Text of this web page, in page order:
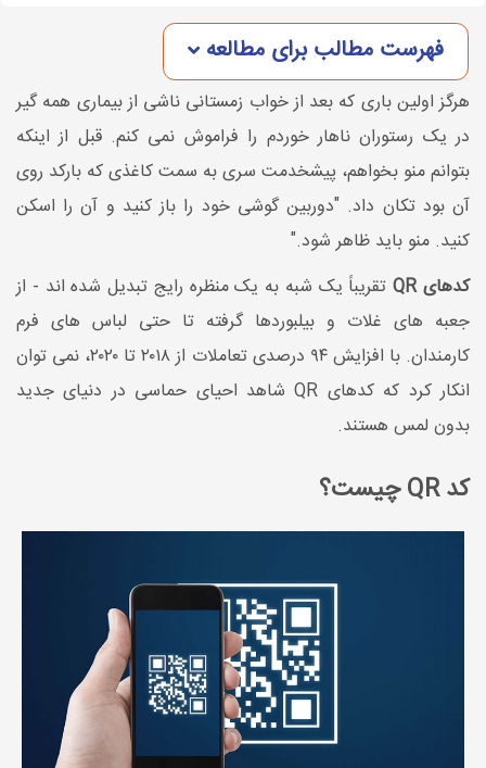
فهرست مطالب برای مطالعه
هرگز اولین باری که بعد از خواب زمستانی ناشی از بیماری همه گیر
در یک رستوران ناهار خوردم را فراموش نمی کنم. قبل از اینکه
بتوانم منو بخواهم، پیشخدمت سری به سمت کاغذی که بارکد روی
آن بود تکان داد. "دوربین گوشی خود را باز کنید و آن را اسکن
کنید. منو باید ظاهر شود."
کدهای QR
تقریباً یک شبه به یک منظره رایج تبدیل شده اند - از
جعبه های غلات و بیلبوردها گرفته تا حتی لباس های فرم
کارمندان. با افزایش ۹۴ درصدی تعاملات از ۲۰۱۸ تا ۲۰۲۰، نمی توان
انکار کرد که کدهای QR شاهد احیای حماسی در دنیای جدید
بدون لمس هستند.
کد QR چیست؟